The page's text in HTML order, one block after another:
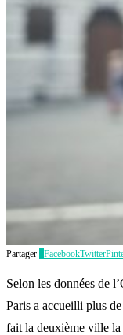
Partager FacebookTwitter
Selon les données de
Paris a accueilli plus
fait la deuxième ville la